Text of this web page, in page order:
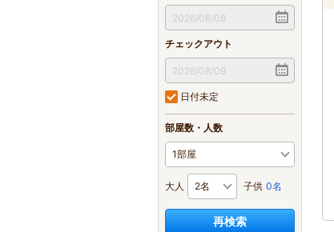
チェックアウト
日付未定
部屋数・人数
大人 子供 0名
再検索